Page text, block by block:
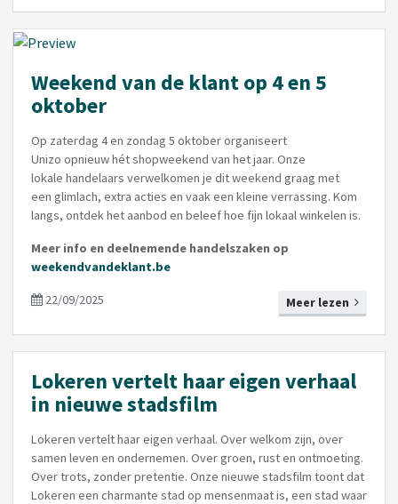
Weekend van de klant op 4 en 5
oktober
Op zaterdag 4 en zondag 5 oktober organiseert
Unizo opnieuw hét shopweekend van het jaar. Onze
lokale handelaars verwelkomen je dit weekend graag met
een glimlach, extra acties en vaak een kleine verrassing. Kom
langs, ontdek het aanbod en beleef hoe fijn lokaal winkelen is.
Meer info en deelnemende handelszaken op
weekendvandeklant.be
Meer lezen
22/09/2025
Lokeren vertelt haar eigen verhaal
in nieuwe stadsfilm
Lokeren vertelt haar eigen verhaal. Over welkom zijn, over
samen leven en ondernemen. Over groen, rust en ontmoeting.
Over trots, zonder pretentie. Onze nieuwe stadsfilm toont dat
Lokeren een charmante stad op mensenmaat is, een stad waar